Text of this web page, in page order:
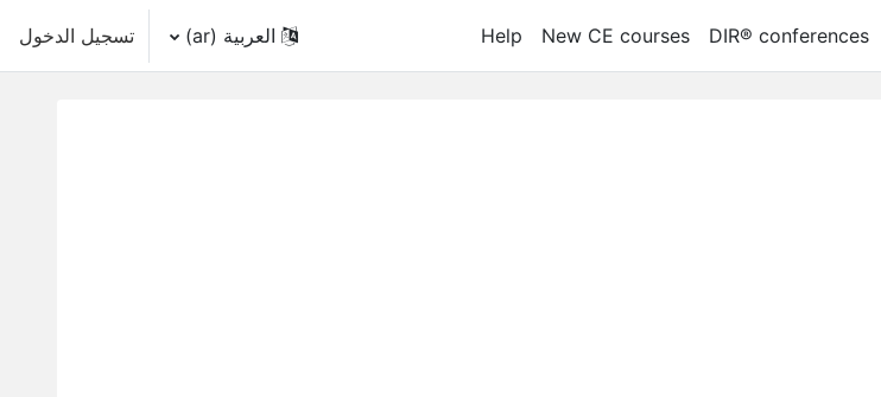
DIR® conferences
New CE courses
Help العربية ‎(ar)‎ تسجيل الدخول